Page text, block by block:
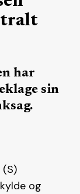
har
sin
og